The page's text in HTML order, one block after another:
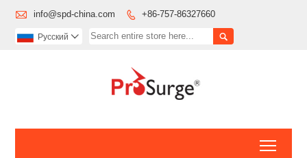
 info@spd-china.com  +86-757-86327660

Pусский 